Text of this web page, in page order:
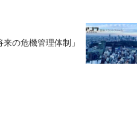
の危機管理体制」